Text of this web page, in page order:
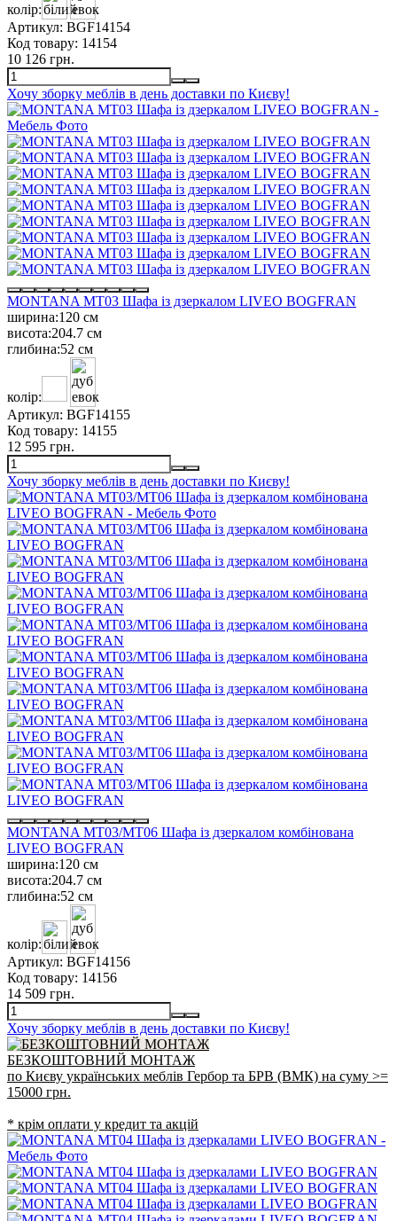
колір:
Артикул: BGF14154
Код товару: 14154
10 126 грн.
Хочу зборку меблів в день доставки по Києву!
MONTANA MT03 Шафа із дзеркалом LIVEO BOGFRAN
ширина:120 см
висота:204.7 см
глибина:52 см
колір:
Артикул: BGF14155
Код товару: 14155
12 595 грн.
Хочу зборку меблів в день доставки по Києву!
MONTANA MT03/MT06 Шафа із дзеркалом комбінована
LIVEO BOGFRAN
ширина:120 см
висота:204.7 см
глибина:52 см
колір:
Артикул: BGF14156
Код товару: 14156
14 509 грн.
Хочу зборку меблів в день доставки по Києву!
БЕЗКОШТОВНИЙ МОНТАЖ
по Києву українських меблів Гербор та БРВ (ВМК) на суму >=
15000 грн.
* крім оплати у кредит та акцій